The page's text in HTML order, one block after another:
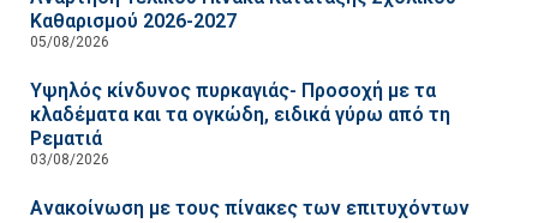
Καθαρισμού 2026-2027
05/08/2026
Υψηλός κίνδυνος πυρκαγιάς- Προσοχή με τα
κλαδέματα και τα ογκώδη, ειδικά γύρω από τη
Ρεματιά
03/08/2026
Ανακοίνωση με τους πίνακες των επιτυχόντων